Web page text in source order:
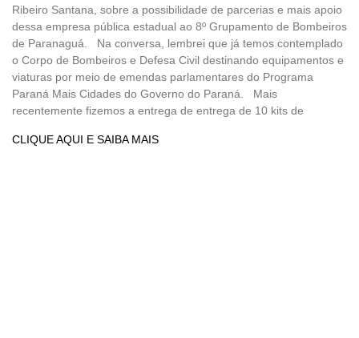
Ribeiro Santana, sobre a possibilidade de parcerias e mais apoio
dessa empresa pública estadual ao 8º Grupamento de Bombeiros
de Paranaguá. Na conversa, lembrei que já temos contemplado
o Corpo de Bombeiros e Defesa Civil destinando equipamentos e
viaturas por meio de emendas parlamentares do Programa
Paraná Mais Cidades do Governo do Paraná. Mais
recentemente fizemos a entrega de entrega de 10 kits de
CLIQUE AQUI E SAIBA MAIS